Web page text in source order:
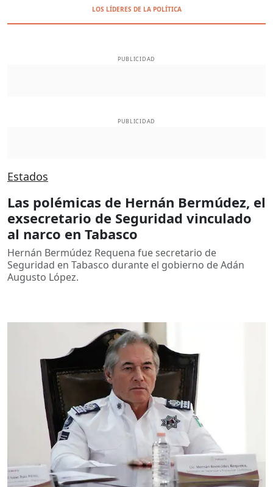
LOS LÍDERES DE LA POLÍTICA
PUBLICIDAD
PUBLICIDAD
Estados
Las polémicas de Hernán Bermúdez, el
exsecretario de Seguridad vinculado
al narco en Tabasco
Hernán Bermúdez Requena fue secretario de
Seguridad en Tabasco durante el gobierno de Adán
Augusto López.